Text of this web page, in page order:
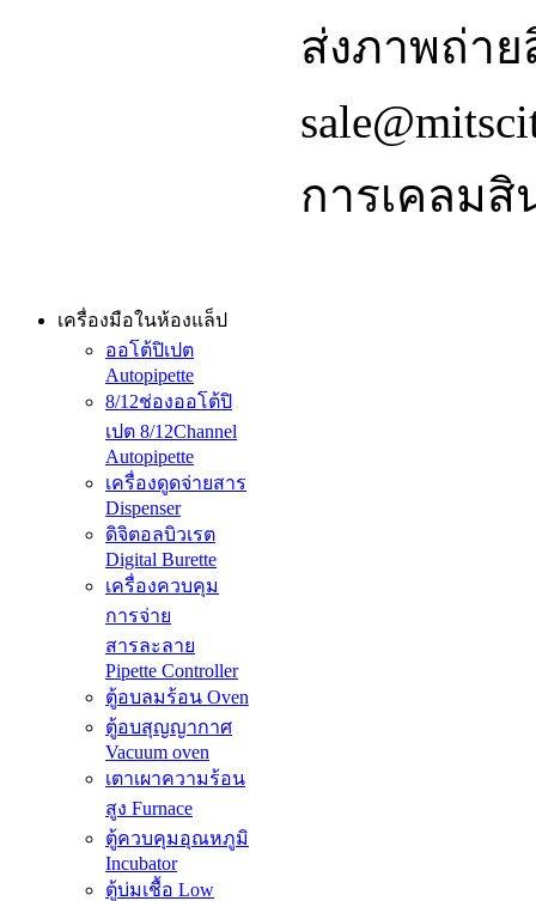
ส่งภาพถ่า
การเคลมสิ
เครื่องมือในห้องแล็ป
ออโต้ปิเปต
Autopipette
8/12ช่องออโต้ปิ
เปต 8/12Channel
Autopipette
เครื่องดูดจ่ายสาร
Dispenser
ดิจิตอลบิวเรต
Digital Burette
เครื่องควบคุม
การจ่าย
สารละลาย
Pipette Controller
ตู้อบลมร้อน Oven
ตู้อบสุญญากาศ
Vacuum oven
เตาเผาความร้อน
สูง Furnace
ตู้ควบคุมอุณหภูมิ
Incubator
ตู้บ่มเชื้อ Low